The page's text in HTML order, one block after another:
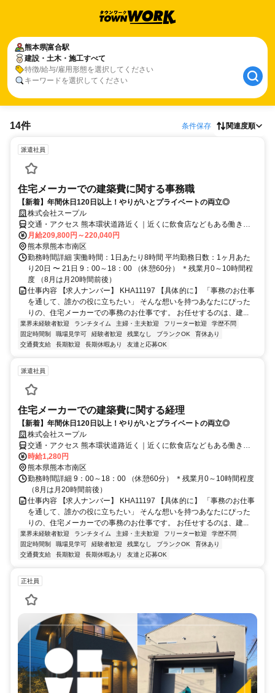
熊本県富合駅
建設・土木・施工すべて
特徴/給与/雇用形態を選択してください
キーワードを選択してください
14件 条件保存 関連度順
派遣社員
住宅メーカーでの建築費に関する事務職
【新着】年間休日120日以上！やりがいとプライベートの両立◎
株式会社スープル
交通・アクセス 熊本環状道路近く｜近くに飲食店などもある働きや
すい環境です
月給209,800円～220,040円
熊本県熊本市南区
勤務時間詳細 実働時間：1日あたり8時間 平均勤務日数：1ヶ月あた
り20日 〜 21日 9：00～18：00 （休憩60分） ＊残業月0～10時間程
度 （8月は月20時間前後）
仕事内容 【求人ナンバー】 KHA11197 【具体的に】 「事務のお仕事
を通して、誰かの役に立ちたい」 そんな想いを持つあなたにぴった
りの、住宅メーカーでの事務のお仕事です。 お任せするのは、建...
業界未経験者歓迎 ランチタイム 主婦・主夫歓迎 フリーター歓迎
学歴不問
固定時間制
職場見学可 経験者歓迎 残業なし ブランクOK
育休あり
交通費支給
長期歓迎 長期休暇あり 友達と応募OK
派遣社員
住宅メーカーでの建築費に関する経理
【新着】年間休日120日以上！やりがいとプライベートの両立◎
株式会社スープル
交通・アクセス 熊本環状道路近く｜近くに飲食店などもある働きや
すい環境です
時給1,280円
熊本県熊本市南区
勤務時間詳細 9：00～18：00 （休憩60分） ＊残業月0～10時間程度
（8月は月20時間前後）
仕事内容 【求人ナンバー】 KHA11197 【具体的に】 「事務のお仕事
を通して、誰かの役に立ちたい」 そんな想いを持つあなたにぴった
りの、住宅メーカーでの事務のお仕事です。 お任せするのは、建...
業界未経験者歓迎 ランチタイム 主婦・主夫歓迎 フリーター歓迎
学歴不問
固定時間制
職場見学可 経験者歓迎 残業なし ブランクOK
育休あり
交通費支給
長期歓迎 長期休暇あり 友達と応募OK
正社員